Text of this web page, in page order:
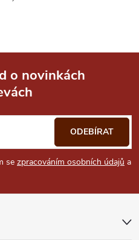
o novinkách
se zpracováním osobních údajů a
ODEBÍRAT